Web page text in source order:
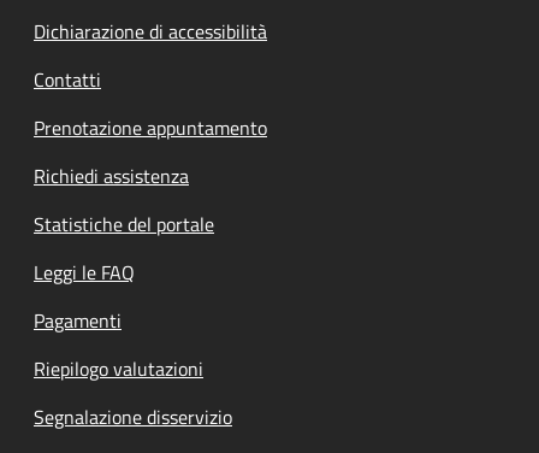
Dichiarazione di accessibilità
Contatti
Prenotazione appuntamento
Richiedi assistenza
Statistiche del portale
Leggi le FAQ
Pagamenti
Riepilogo valutazioni
Segnalazione disservizio